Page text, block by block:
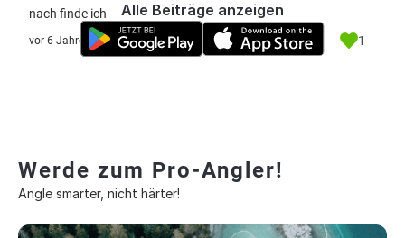
nach finde ich
vor 6 Jahre 1
Alle Beiträge anzeigen
Werde zum Pro-Angler!
Angle smarter, nicht härter!